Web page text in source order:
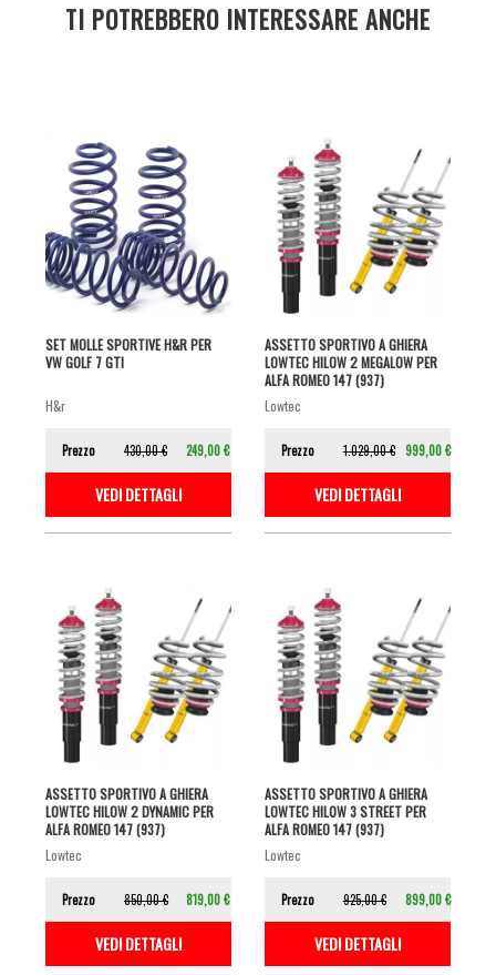
TI POTREBBERO INTERESSARE ANCHE
SET MOLLE SPORTIVE H&R PER
VW GOLF 7 GTI
h&r
Prezzo 430,00 € 249,00 €
VEDI DETTAGLI
ASSETTO SPORTIVO A GHIERA
LOWTEC HILOW 2 MEGALOW PER
ALFA ROMEO 147 (937)
lowtec
Prezzo 1.029,00 € 999,00 €
VEDI DETTAGLI
ASSETTO SPORTIVO A GHIERA
LOWTEC HILOW 2 DYNAMIC PER
ALFA ROMEO 147 (937)
lowtec
Prezzo 850,00 € 819,00 €
VEDI DETTAGLI
ASSETTO SPORTIVO A GHIERA
LOWTEC HILOW 3 STREET PER
ALFA ROMEO 147 (937)
lowtec
Prezzo 925,00 € 899,00 €
VEDI DETTAGLI